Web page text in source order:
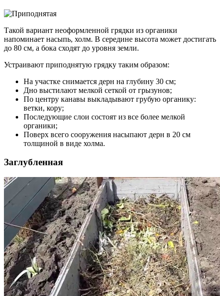
Такой вариант неоформленной грядки из органики
напоминает насыпь, холм. В середине высота может достигать
до 80 см, а бока сходят до уровня земли.
Устраивают приподнятую грядку таким образом:
На участке снимается дерн на глубину 30 см;
Дно выстилают мелкой сеткой от грызунов;
По центру канавы выкладывают грубую органику:
ветки, кору;
Последующие слои состоят из все более мелкой
органики;
Поверх всего сооружения насыпают дерн в 20 см
толщиной в виде холма.
Заглубленная